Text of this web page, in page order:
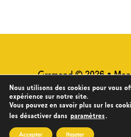
Gramond © 2026 •
•Plan du site•
confidentialité des
Nous utilisons des cookies pour vous
expérience sur notre site.
Vous pouvez en savoir plus sur les
les désactiver dans paramètres.
Accepter Rejeter